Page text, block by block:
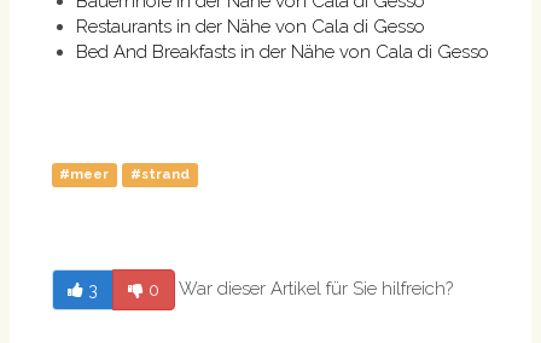
Restaurants in der Nähe von Cala di Gesso
Bed And Breakfasts in der Nähe von Cala di Gesso
#meer #strand
3 0 War dieser Artikel für Sie hilfreich?